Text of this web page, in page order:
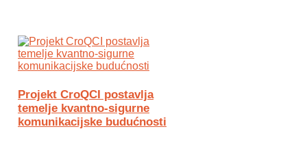
Projekt CroQCI postavlja
temelje kvantno-sigurne
komunikacijske budućnosti